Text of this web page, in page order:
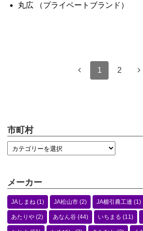
丸広 （プライベートブランド）
1 2
市町村
メーカー
JAしまね (1) JA松山市 (2) JA櫛引農工連 (1)
あたりや (2) あなん谷 (44) いちまる (11)